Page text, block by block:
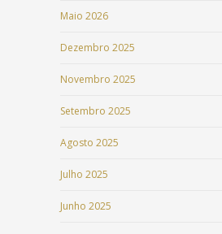
Maio 2026
Dezembro 2025
Novembro 2025
Setembro 2025
Agosto 2025
Julho 2025
Junho 2025